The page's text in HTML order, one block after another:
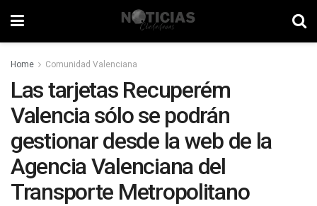
Home Comunidad Valenciana
Las tarjetas Recuperém
Valencia sólo se podrán
gestionar desde la web de la
Agencia Valenciana del
Transporte Metropolitano